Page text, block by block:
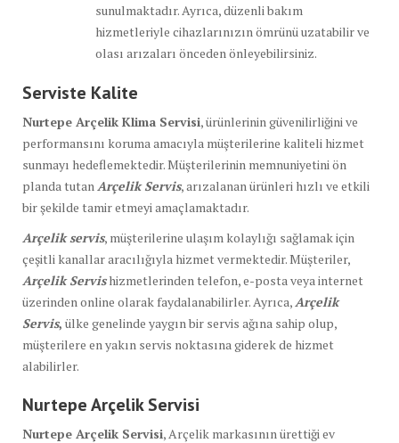
sunulmaktadır. Ayrıca, düzenli bakım
hizmetleriyle cihazlarınızın ömrünü uzatabilir ve
olası arızaları önceden önleyebilirsiniz.
Serviste Kalite
Nurtepe Arçelik Klima Servisi, ürünlerinin güvenilirliğini ve
performansını koruma amacıyla müşterilerine kaliteli hizmet
sunmayı hedeflemektedir. Müşterilerinin memnuniyetini ön
planda tutan Arçelik Servis, arızalanan ürünleri hızlı ve etkili
bir şekilde tamir etmeyi amaçlamaktadır.
Arçelik servis, müşterilerine ulaşım kolaylığı sağlamak için
çeşitli kanallar aracılığıyla hizmet vermektedir. Müşteriler,
Arçelik Servishizmetlerinden telefon, e-posta veya internet
üzerinden online olarak faydalanabilirler. Ayrıca, Arçelik
Servis, ülke genelinde yaygın bir servis ağına sahip olup,
müşterilere en yakın servis noktasına giderek de hizmet
alabilirler.
Nurtepe Arçelik Servisi
Nurtepe Arçelik Servisi, Arçelik markasının ürettiği ev